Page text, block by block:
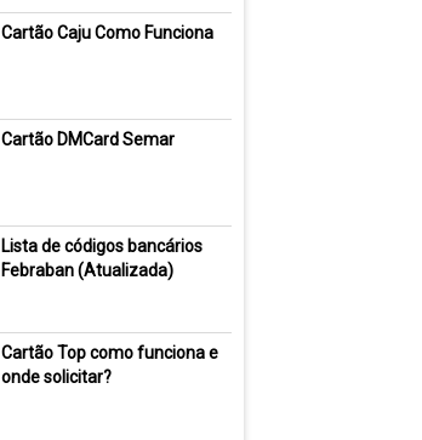
Cartão Caju Como Funciona
Cartão DMCard Semar
Lista de códigos bancários
Febraban (Atualizada)
Cartão Top como funciona e
onde solicitar?